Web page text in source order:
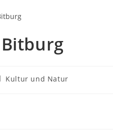
Kultur und Natur